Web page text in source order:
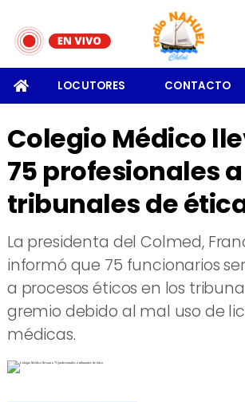
LOCUTORES CONTACTO
Colegio Médico
75 profesionales a
tribunales de
La presidenta del Colmed,
informó que 75 funcionarios
a procesos éticos en los
gremio debido al mal uso de
médicas.